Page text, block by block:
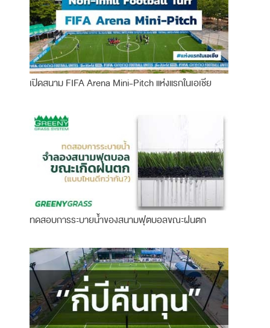
เปิดสนาม FIFA Arena Mini-Pitch แห่งแรกในเอเชีย
ทดสอบการระบายน้ำของสนามฟุตบอลขณะฝนตก